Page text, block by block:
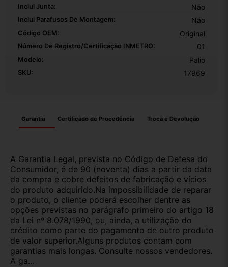
Inclui Junta: Não
Inclui Parafusos De Montagem: Não
Código OEM: Original
Número De Registro/certificação INMETRO: 01
Modelo: Palio
SKU: 17969
Garantia Certificado de Procedência Troca e Devolução
A Garantia Legal, prevista no Código de Defesa do
Consumidor, é de 90 (noventa) dias a partir da data
da compra e cobre defeitos de fabricação e vícios
do produto adquirido.Na impossibilidade de reparar
o produto, o cliente poderá escolher dentre as
opções previstas no parágrafo primeiro do artigo 18
da Lei nº 8.078/1990, ou, ainda, a utilização do
crédito como parte do pagamento de outro produto
de valor superior.Alguns produtos contam com
garantias mais longas. Consulte nossos vendedores.
A ga...